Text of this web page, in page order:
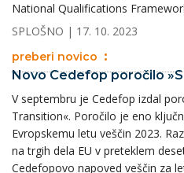
National Qualifications
SPLOŠNO | 17. 10. 2023
preberi novico
Novo Cedefop poročilo
V septembru je Cedefop izdal
Transition«. Poročilo je eno
Evropskemu letu veščin 2023.
na trgih dela EU v preteklem
Cedefopovo napoved veščin za